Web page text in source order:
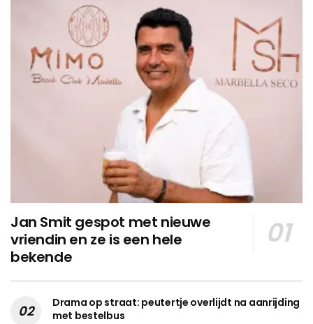
Jan Smit gespot met nieuwe
vriendin en ze is een hele
bekende
Drama op straat: peutertje overlijdt na aanrijding
met bestelbus